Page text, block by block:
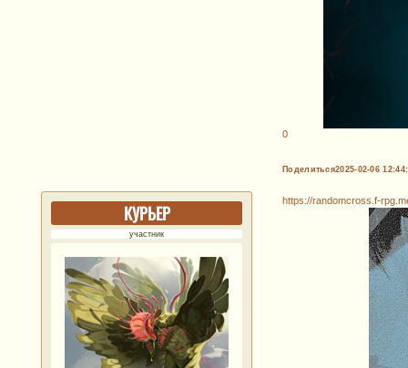
0
Поделиться2025-02-06
КУРЬЕР
участник
https://randomcross.f-